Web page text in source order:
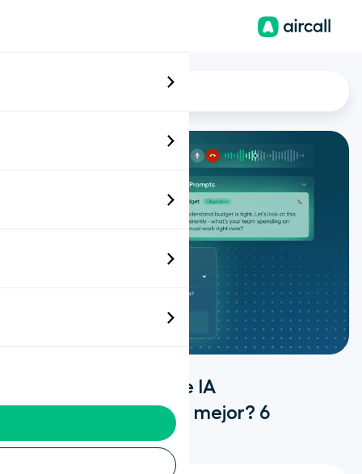
¿Qué plataforma de IA
conversacional es la mejor? 6
opciones idóneas